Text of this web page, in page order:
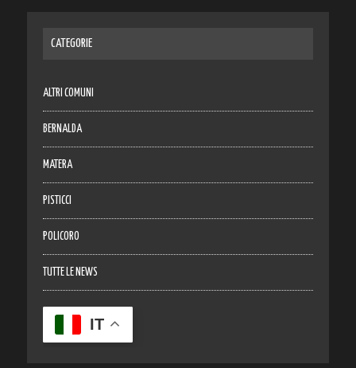
CATEGORIE
ALTRI COMUNI
BERNALDA
MATERA
PISTICCI
POLICORO
TUTTE LE NEWS
IT